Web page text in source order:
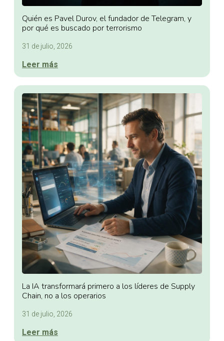
Quién es Pavel Durov, el fundador de Telegram, y
por qué es buscado por terrorismo
31 de julio, 2026
Leer más
La IA transformará primero a los líderes de Supply
Chain, no a los operarios
31 de julio, 2026
Leer más